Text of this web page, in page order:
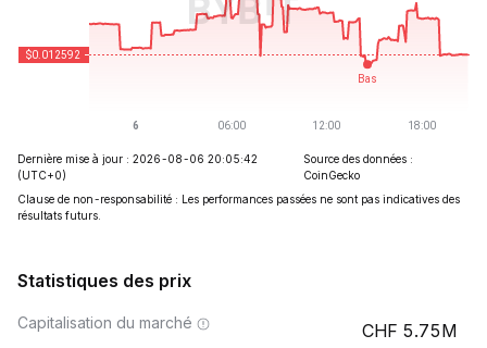
Dernière mise à jour : 2026-08-06 20:05:42
(UTC+0)
Source des données :
CoinGecko
Clause de non-responsabilité : Les performances passées ne sont pas indicatives des
résultats futurs.
Statistiques des prix
Capitalisation du marché 5.75M